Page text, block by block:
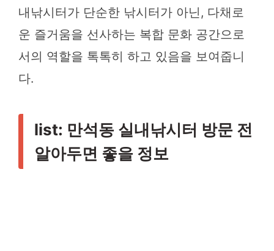
내낚시터가 단순한 낚시터가 아닌, 다채로
운 즐거움을 선사하는 복합 문화 공간으로
서의 역할을 톡톡히 하고 있음을 보여줍니
다.
list: 만석동 실내낚시터 방문 전
알아두면 좋을 정보